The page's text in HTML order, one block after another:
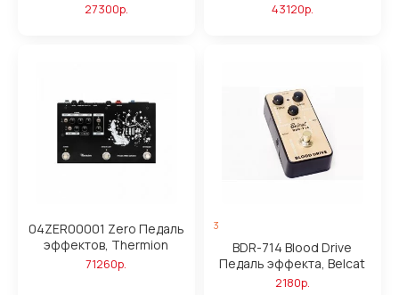
27300р. 43120р.
04ZER00001 Zero Педаль
эффектов, Thermion
71260р.
3
BDR-714 Blood Drive
Педаль эффекта, Belcat
2180р.